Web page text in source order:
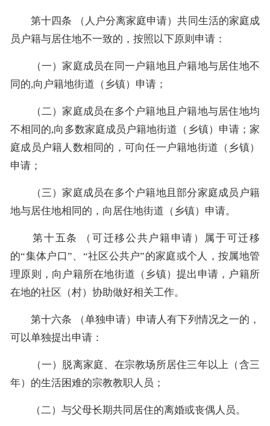
第十四条 （人户分离家庭申请）共同生活的家庭成
员户籍与居住地不一致的，按照以下原则申请：
（一）家庭成员在同一户籍地且户籍地与居住地不
同的,向户籍地街道（乡镇）申请；
（二）家庭成员在多个户籍地且户籍地与居住地均
不相同的,向多数家庭成员户籍地街道（乡镇）申请；家
庭成员户籍人数相同的，可向任一户籍地街道（乡镇）
申请；
（三）家庭成员在多个户籍地且部分家庭成员户籍
地与居住地相同的，向居住地街道（乡镇）申请。
第十五条 （可迁移公共户籍申请）属于可迁移
的“集体户口”、“社区公共户”的家庭或个人，按属地管
理原则，向户籍所在地街道（乡镇）提出申请，户籍所
在地的社区（村）协助做好相关工作。
第十六条 （单独申请）申请人有下列情况之一的，
可以单独提出申请：
（一）脱离家庭、在宗教场所居住三年以上（含三
年）的生活困难的宗教教职人员；
（二）与父母长期共同居住的离婚或丧偶人员。